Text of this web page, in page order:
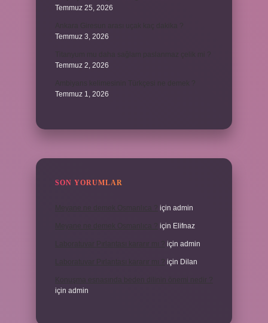
Temmuz 25, 2026
Temmuz 3, 2026
Temmuz 2, 2026
Temmuz 1, 2026
SON YORUMLAR
için admin
için Elifnaz
için admin
için Dilan
için admin